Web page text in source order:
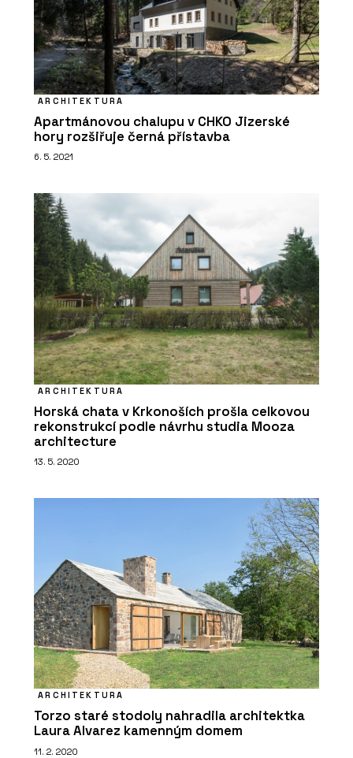
ARCHITEKTURA
Apartmánovou chalupu v CHKO Jizerské
hory rozšiřuje černá přístavba
6. 5. 2021
ARCHITEKTURA
Horská chata v Krkonoších prošla celkovou
rekonstrukcí podle návrhu studia Mooza
architecture
13. 5. 2020
ARCHITEKTURA
Torzo staré stodoly nahradila architektka
Laura Alvarez kamenným domem
11. 2. 2020